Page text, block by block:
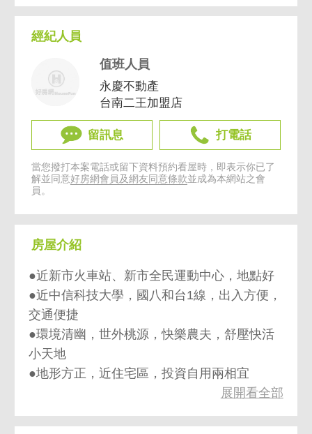
經紀人員
值班人員
永慶不動產
台南二王加盟店
留訊息 打電話
當您撥打本案電話或留下資料預約看屋時，即表示你已了
解並同意好房網會員及網友同意條款並成為本網站之會
員。
房屋介紹
●近新市火車站、新市全民運動中心，地點好
●近中信科技大學，國八和台1線，出入方便，
交通便捷
●環境清幽，世外桃源，快樂農夫，舒壓快活
小天地
●地形方正，近住宅區，投資自用兩相宜
展開看全部